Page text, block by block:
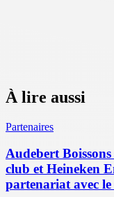
À lire aussi
Partenaires
Audebert
club et Heineken
partenariat avec